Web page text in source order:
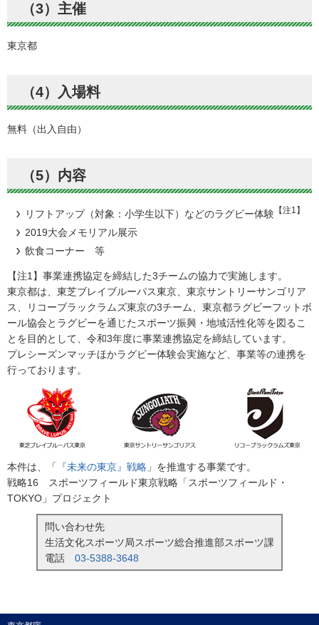
（3）主催
東京都
（4）入場料
無料（出入自由）
（5）内容
リフトアップ（対象：小学生以下）などのラグビー体験 【注1】
2019大会メモリアル展示
飲食コーナー 等
【注1】事業連携協定を締結した3チームの協力で実施します。
東京都は、東芝ブレイブルーパス東京、東京サントリーサンゴリア
ス、リコーブラックラムズ東京の3チーム、東京都ラグビーフットボ
ール協会とラグビーを通じたスポーツ振興・地域活性化等を図るこ
とを目的として、令和3年度に事業連携協定を締結しています。
プレシーズンマッチほかラグビー体験会実施など、事業等の連携を
行っております。
本件は、「 『未来の東京』戦略 」を推進する事業です。
戦略16 スポーツフィールド東京戦略「スポーツフィールド・
TOKYO」プロジェクト
問い合わせ先
生活文化スポーツ局スポーツ総合推進部スポーツ課
電話 03-5388-3648